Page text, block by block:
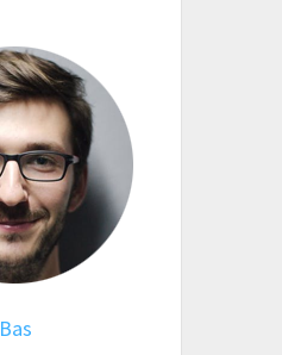
Bas